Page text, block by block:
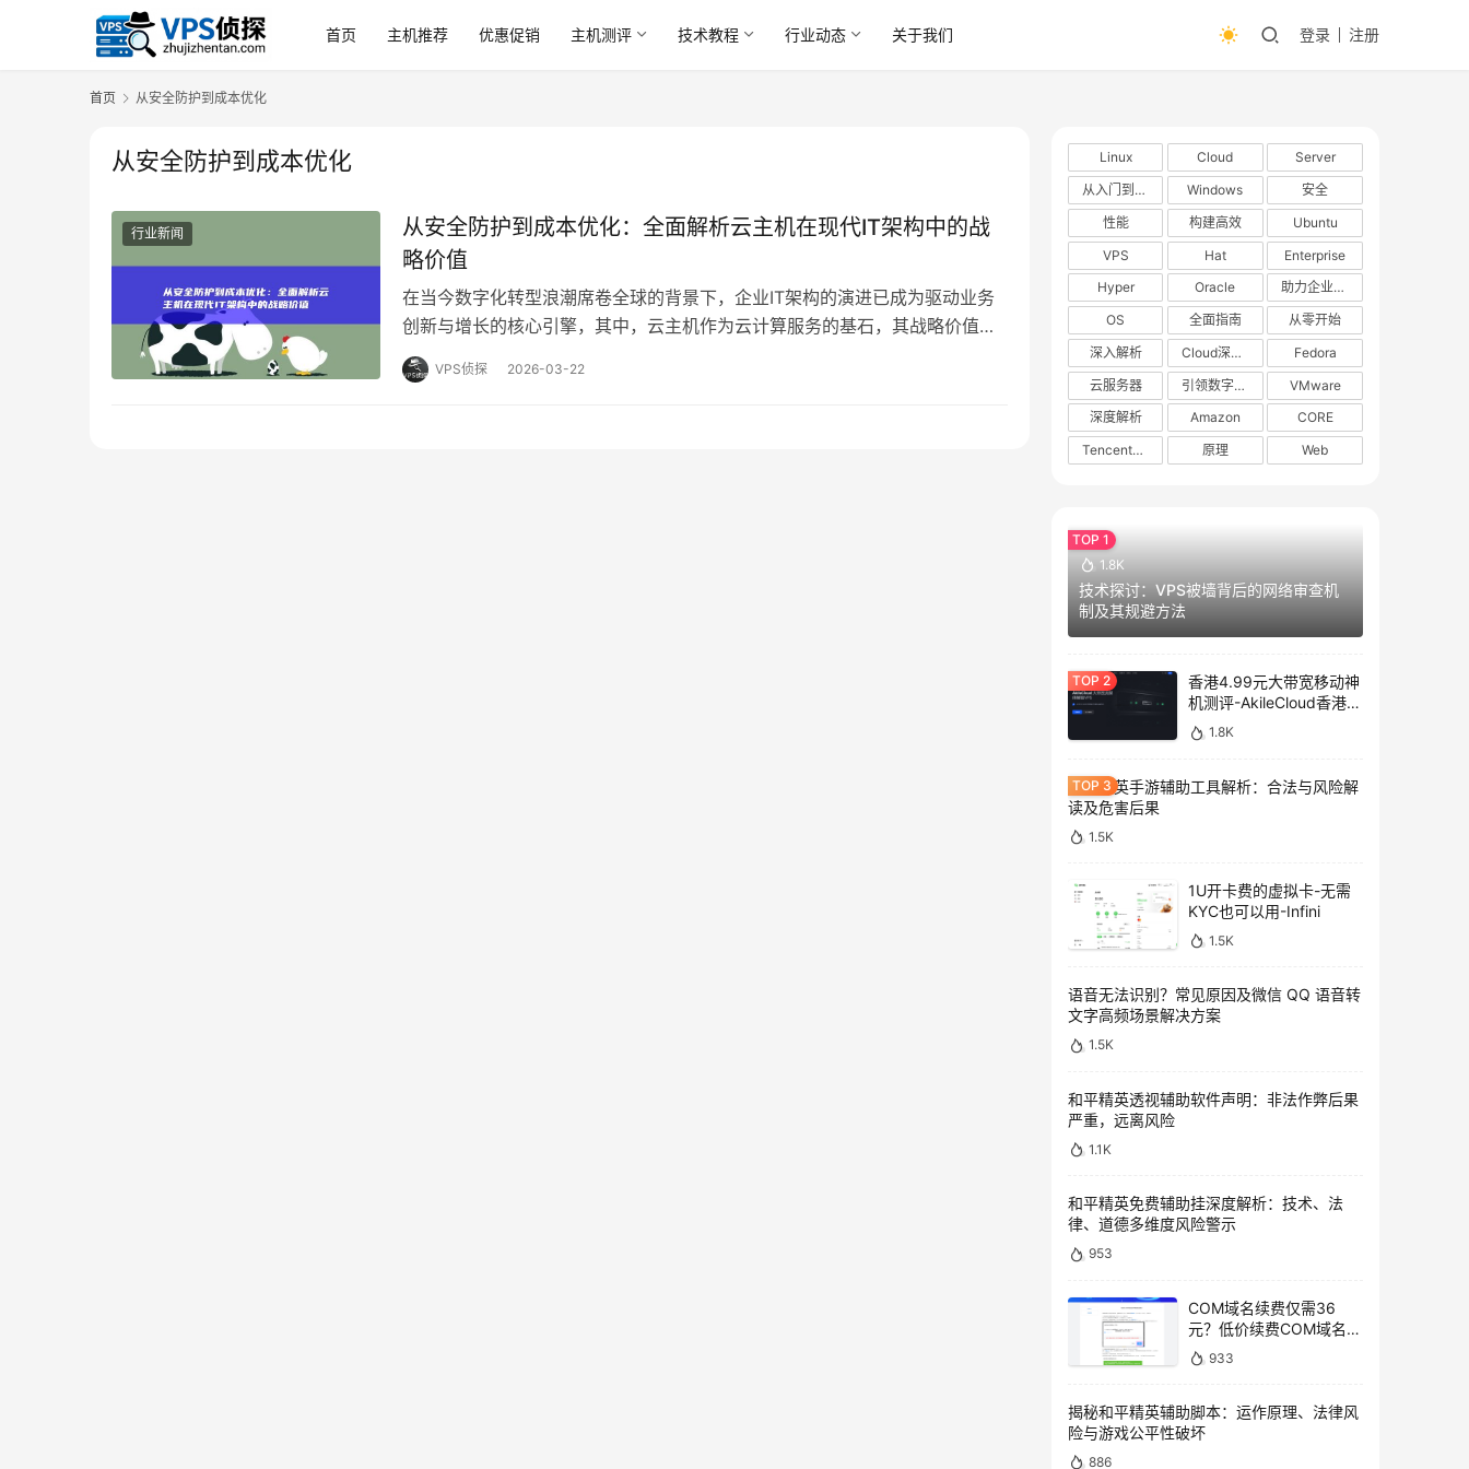
首页 主机推荐 优惠促销 主机测评 技术教程 行业动态 关于我们 登录 注册
首页 从安全防护到成本优化
从安全防护到成本优化
行业新闻
从安全防护到成本优化：全面解析云主机在现代IT架构中的战
略价值
在当今数字化转型浪潮席卷全球的背景下，企业IT架构的演进已成为驱动业务
创新与增长的核心引擎，其中，云主机作为云计算服务的基石，其战略价值早
已超越了简单的资源虚拟化与托管范畴，深刻融入了企业从基础运维到顶层战
略的各个环节，本文旨在从安全防护与成本优化这两个关键维度切入，全面解
VPS侦探 2026-03-22
Linux Cloud
Server
从入门到精通
Windows
安全
性能
构建高效
Ubuntu
VPS
Hat
Enterprise
Hyper
Oracle
助力企业数字化转型
OS
全面指南
从零开始
深入解析
Cloud深度解析
Fedora
云服务器
引领数字化转型
VMware
深度解析
Amazon
CORE
TencentOS
原理 Web
1.8K
技术探讨：VPS被墙背后的网络审查机
制及其规避方法
香港4.99元大带宽移动神
机测评-AkileCloud香港大
带宽服务器测评
1.8K
和平精英手游辅助工具解析：合法与风险解
读及危害后果
1.5K
1U开卡费的虚拟卡-无需
KYC也可以用-Infini
1.5K
语音无法识别？常见原因及微信 QQ 语音转
文字高频场景解决方案
1.5K
和平精英透视辅助软件声明：非法作弊后果
严重，远离风险
1.1K
和平精英免费辅助挂深度解析：技术、法
律、道德多维度风险警示
953
COM域名续费仅需36
元？低价续费COM域名教
程 933
揭秘和平精英辅助脚本：运作原理、法律风
险与游戏公平性破坏
886